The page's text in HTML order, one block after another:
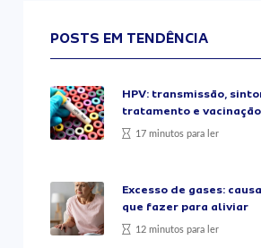
POSTS EM TENDÊNCIA
HPV: transmissão,
tratamento e vacinação
17 minutos para ler
Excesso de gases:
que fazer para aliviar
12 minutos para ler